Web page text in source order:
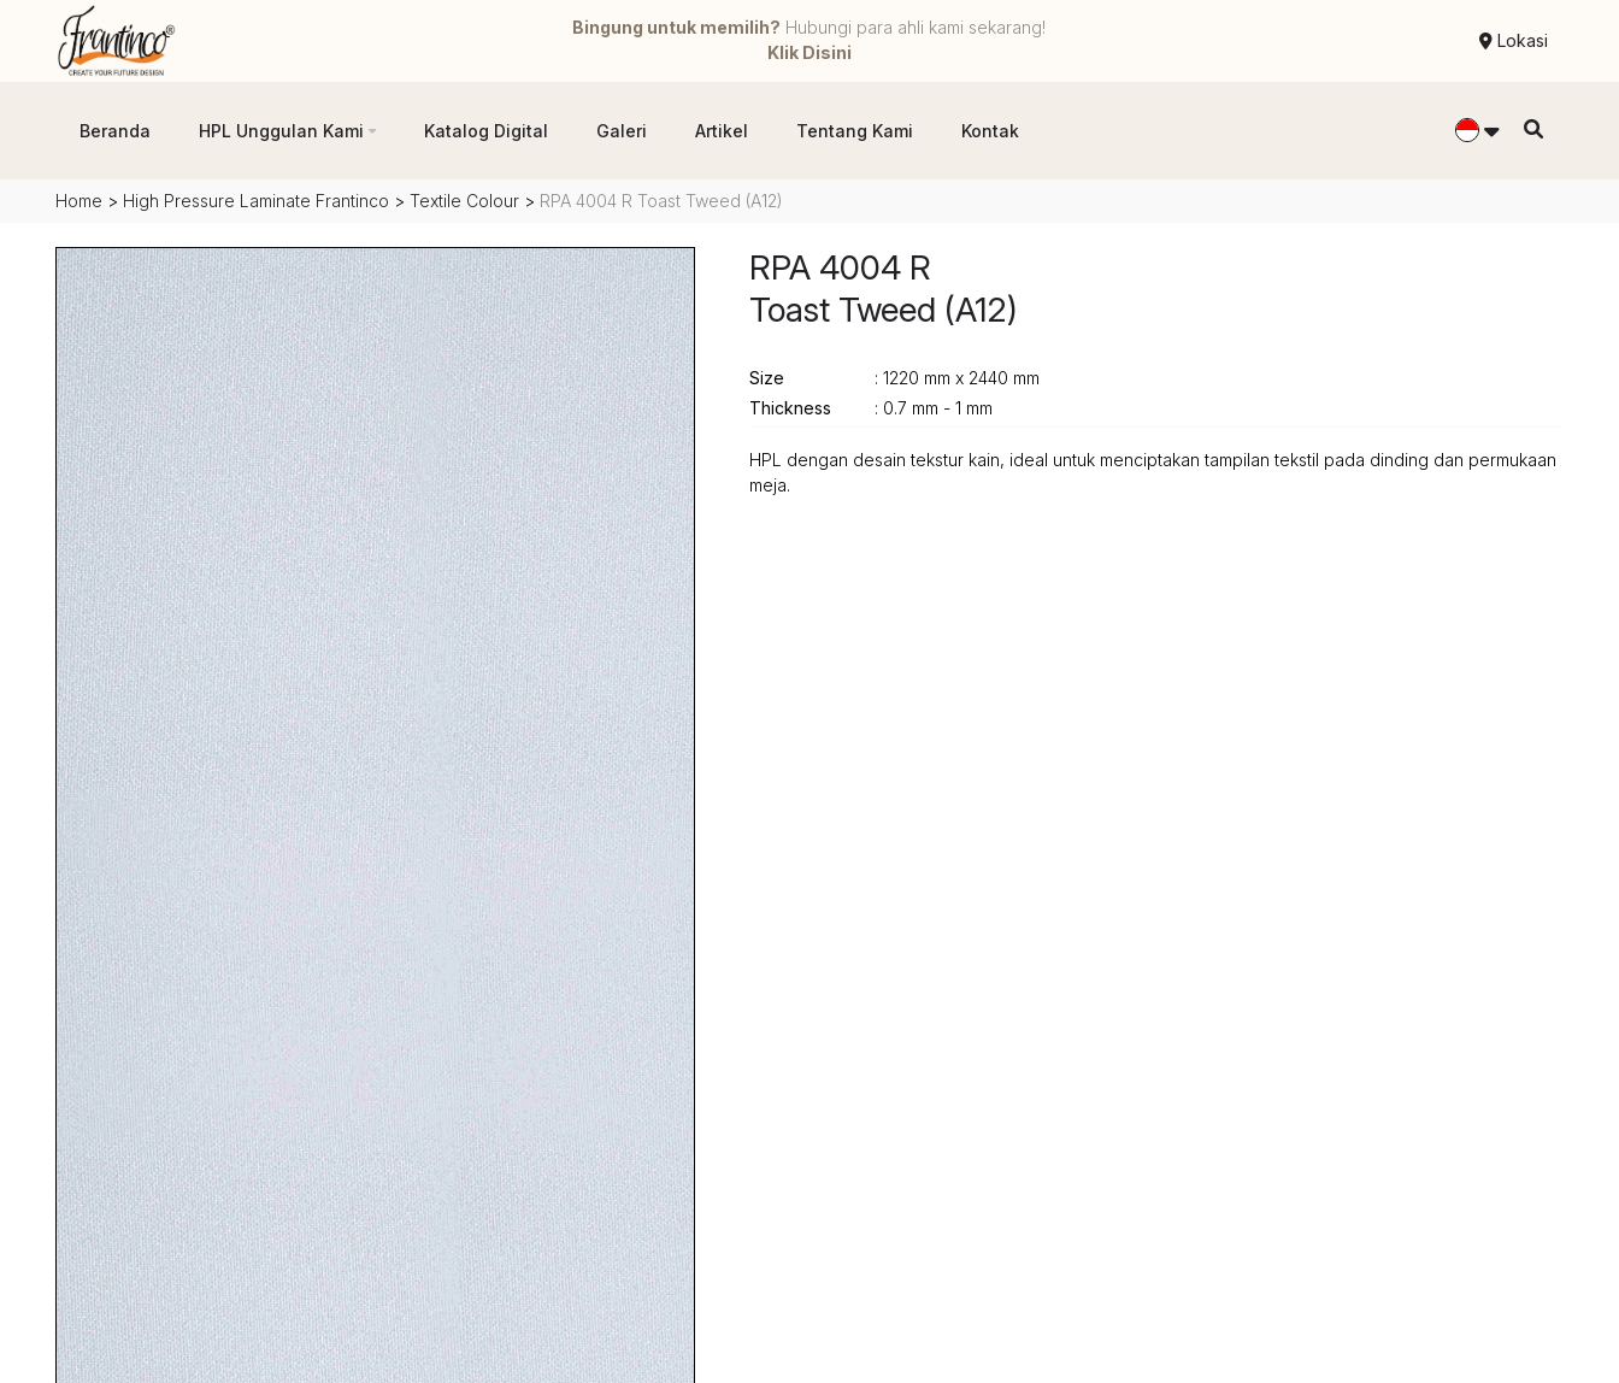
Bingung untuk memilih? Hubungi para ahli kami sekarang!
Klik Disini
Lokasi
Beranda HPL Unggulan Kami Katalog Digital Galeri Artikel Tentang Kami Kontak
Home > High Pressure Laminate Frantinco > Textile Colour > RPA 4004 R Toast Tweed (A12)
RPA 4004 R
Toast Tweed (A12)
Size
: 1220 mm x 2440 mm
Thickness
: 0.7 mm - 1 mm
HPL dengan desain tekstur kain, ideal untuk menciptakan tampilan tekstil pada dinding dan permukaan
meja.